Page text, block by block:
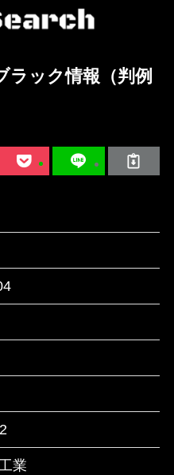
ラック情報（判例
業